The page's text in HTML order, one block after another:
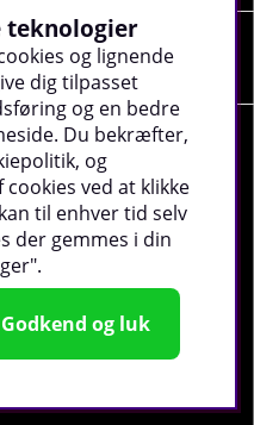
bruger cookies -Læs
.
teknologier
og lignende
dig tilpasset
og en bedre
Du bekræfter,
og
ved at klikke
til enhver tid selv
der gemmes i din
Godkend og luk